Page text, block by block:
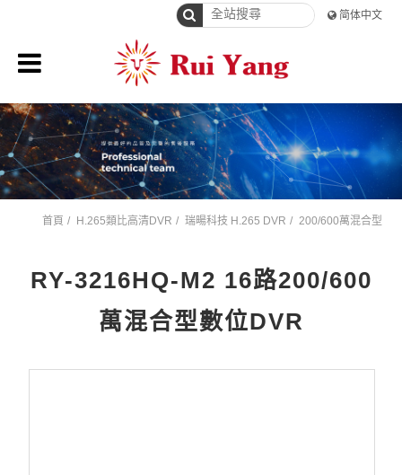
简体中文
首頁 H.265類比高清DVR 瑞暘科技 H.265 DVR 200/600萬混合型
RY-3216HQ-M2 16路200/600
萬混合型數位DVR